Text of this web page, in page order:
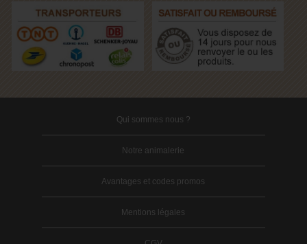
Qui sommes nous ?
Notre animalerie
Avantages et codes promos
Mentions légales